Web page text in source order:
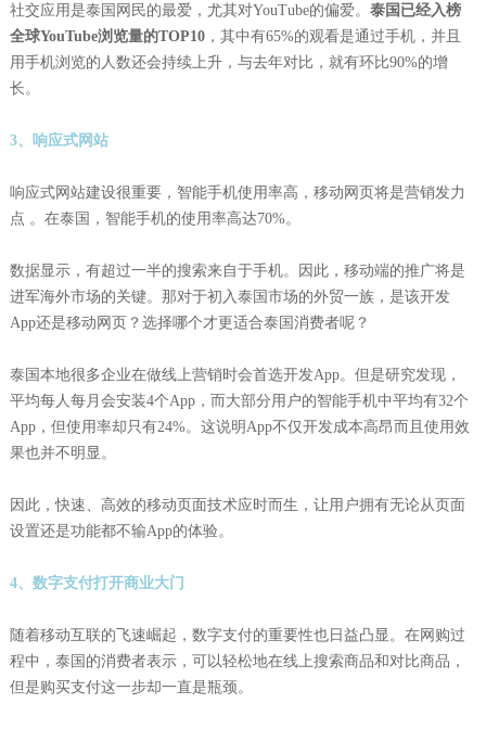
社交应用是泰国网民的最爱，尤其对YouTube的偏爱。 泰国已经入榜
全球YouTube浏览量的TOP10，其中有65%的观看是通过手机，并且
用手机浏览的人数还会持续上升，与去年对比，就有环比90%的增
长。
3、响应式网站
响应式网站建设很重要，智能手机使用率高，移动网页将是营销发力
点 。在泰国，智能手机的使用率高达70%。
数据显示，有超过一半的搜索来自于手机。因此，移动端的推广将是
进军海外市场的关键。那对于初入泰国市场的外贸一族，是该开发
App还是移动网页？选择哪个才更适合泰国消费者呢？
泰国本地很多企业在做线上营销时会首选开发App。但是研究发现，
平均每人每月会安装4个App，而大部分用户的智能手机中平均有32个
App，但使用率却只有24%。这说明App不仅开发成本高昂而且使用效
果也并不明显。
因此，快速、高效的移动页面技术应时而生，让用户拥有无论从页面
设置还是功能都不输App的体验。
4、数字支付打开商业大门
随着移动互联的飞速崛起，数字支付的重要性也日益凸显。在网购过
程中，泰国的消费者表示，可以轻松地在线上搜索商品和对比商品，
但是购买支付这一步却一直是瓶颈。